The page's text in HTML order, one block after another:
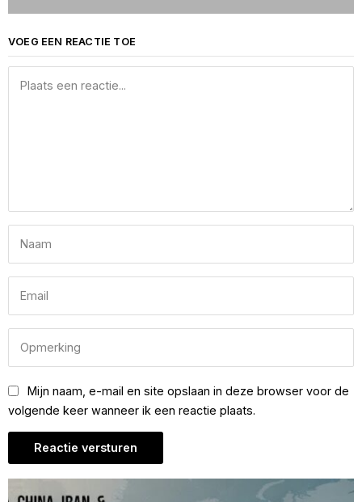
VOEG EEN REACTIE TOE
Mijn naam, e-mail en site opslaan in deze browser voor de
volgende keer wanneer ik een reactie plaats.